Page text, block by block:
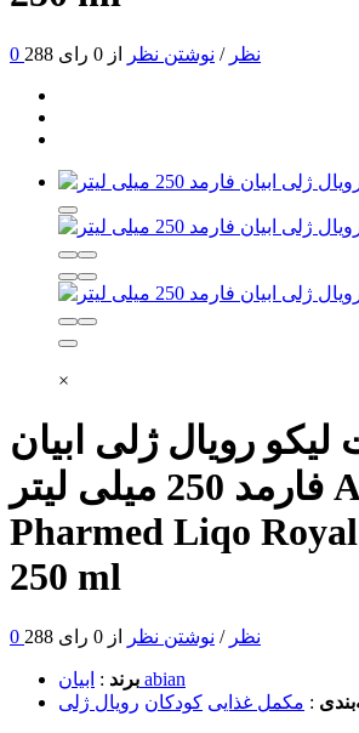
0 نظر / نوشتن نظر از 0 رای 288
×
رویال ژلی ابیان
Pharmed Liqo
250 ml
0 نظر / نوشتن نظر از 0 رای 288
برند :
ابیان abian
: مکمل غذایی کودکان رویال ژلی